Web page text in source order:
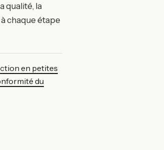
qualité, la
chaque étape
en petites
du